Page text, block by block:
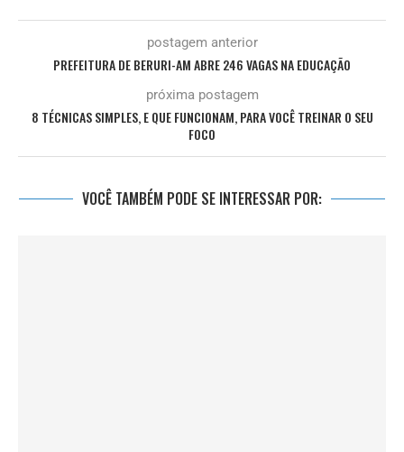
postagem anterior
PREFEITURA DE BERURI-AM ABRE 246 VAGAS NA EDUCAÇÃO
próxima postagem
8 TÉCNICAS SIMPLES, E QUE FUNCIONAM, PARA VOCÊ TREINAR O SEU
FOCO
VOCÊ TAMBÉM PODE SE INTERESSAR POR: